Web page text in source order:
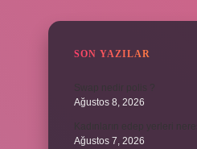
SON YAZILAR
Ağustos 8, 2026
Ağustos 7, 2026